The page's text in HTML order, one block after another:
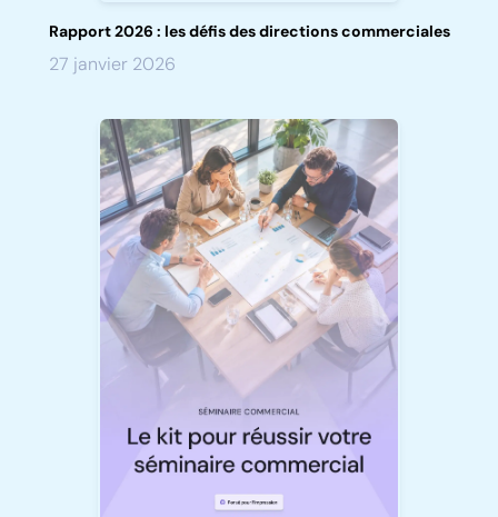
Rapport 2026 : les défis des directions commerciales
27 janvier 2026